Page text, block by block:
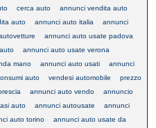
cerca auto
annunci vendita auto
auto annunci auto italia
annunci
annunci auto usate padova
annunci auto usate verona
mano annunci auto usati
annunci
auto vendesi automobile
prezzo
annunci auto vendo
annuncio
auto annunci autousate
annunci
auto torino
annunci auto usate da